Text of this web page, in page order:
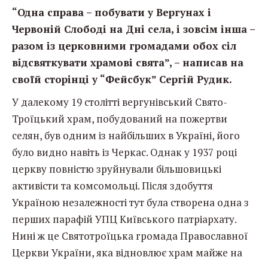
“Одна справа – побувати у Вергунах і
Червоній Слободі на Дні села, і зовсім інша –
разом із церковними громадами обох сіл
відсвяткувати храмові свята”, – написав на
своїй сторінці у “Фейсбук” Сергій Рудик.
У далекому 19 столітті вергунівський Свято-
Троїцький храм, побудований на пожертви
селян, був одним із найбільших в Україні, його
було видно навіть із Черкас. Однак у 1937 році
церкву повністю зруйнували більшовицькі
активісти та комсомольці. Після здобуття
Україною незалежності тут була створена одна з
перших парафій УПЦ Київського патріархату.
Нині ж це Святотроїцька громада Православної
Церкви України, яка відновлює храм майже на